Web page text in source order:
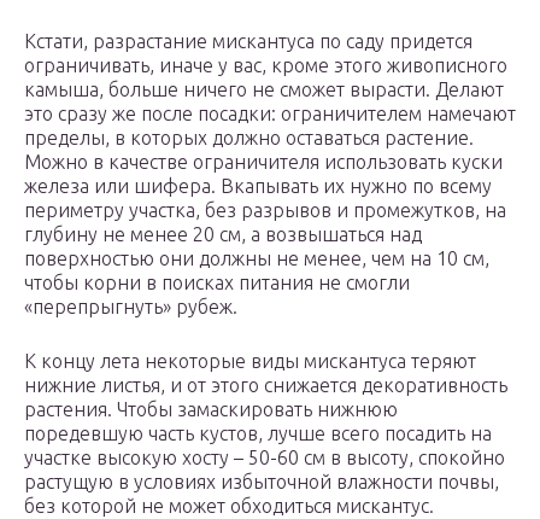
Кстати, разрастание мискантуса по саду придется
ограничивать, иначе у вас, кроме этого живописного
камыша, больше ничего не сможет вырасти. Делают
это сразу же после посадки: ограничителем намечают
пределы, в которых должно оставаться растение.
Можно в качестве ограничителя использовать куски
железа или шифера. Вкапывать их нужно по всему
периметру участка, без разрывов и промежутков, на
глубину не менее 20 см, а возвышаться над
поверхностью они должны не менее, чем на 10 см,
чтобы корни в поисках питания не смогли
«перепрыгнуть» рубеж.
К концу лета некоторые виды мискантуса теряют
нижние листья, и от этого снижается декоративность
растения. Чтобы замаскировать нижнюю
поредевшую часть кустов, лучше всего посадить на
участке высокую хосту – 50-60 см в высоту, спокойно
растущую в условиях избыточной влажности почвы,
без которой не может обходиться мискантус.